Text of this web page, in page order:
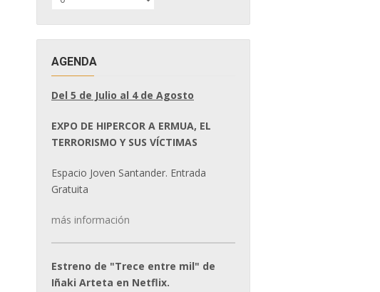
DE
AGENDA
Del 5 de Julio al 4 de Agosto
EXPO DE HIPERCOR A ERMUA, EL
TERRORISMO Y SUS VÍCTIMAS
Espacio Joven Santander. Entrada
Gratuita
más información
Estreno de "Trece entre mil" de
Iñaki Arteta en Netflix.